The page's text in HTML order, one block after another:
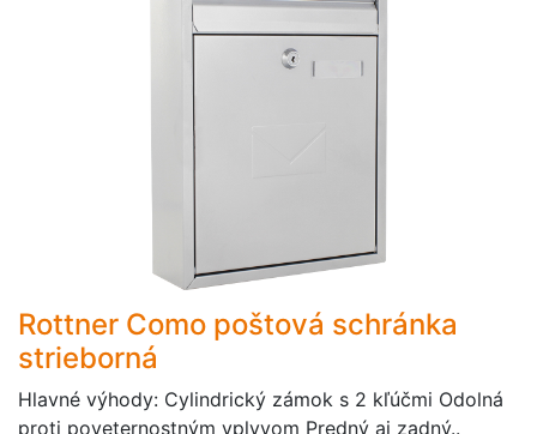
Rottner Como poštová schránka
strieborná
Hlavné výhody: Cylindrický zámok s 2 kľúčmi Odolná
proti poveternostným vplyvom Predný aj zadný..